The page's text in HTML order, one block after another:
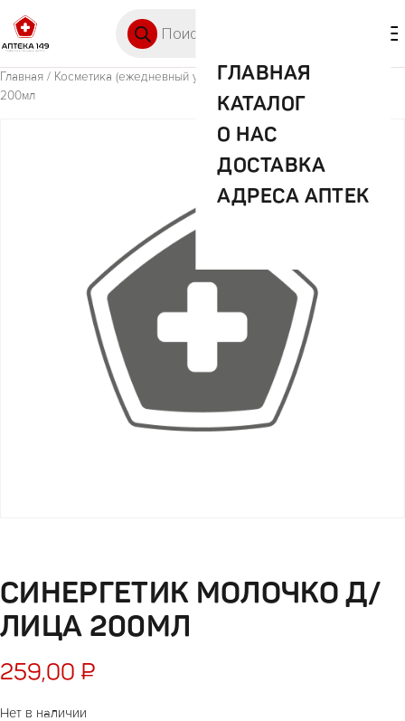
ГЛАВНАЯ
КАТАЛОГ
О НАС
ДОСТАВКА
АДРЕСА АПТЕК
Главная / Косметика (ежедневный уход) / Синергетик молочко д/лица
200мл
СИНЕРГЕТИК МОЛОЧКО Д/
ЛИЦА 200МЛ
259,00 ₽
Нет в наличии